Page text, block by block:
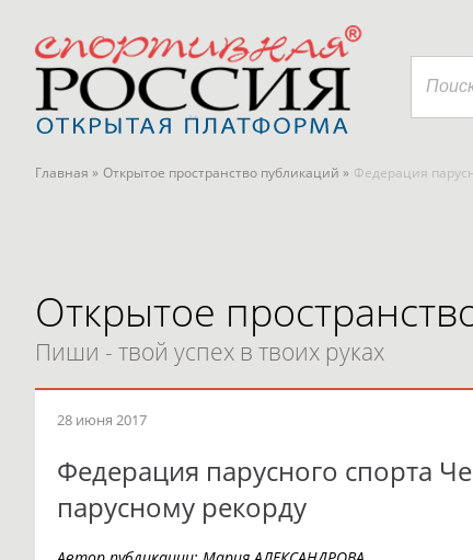
Главная » Открытое пространство публикаций » Федерация
Открытое
Пиши - твой успех в твоих руках
28 июня 2017
Федерация парусного спорта
парусному рекорду